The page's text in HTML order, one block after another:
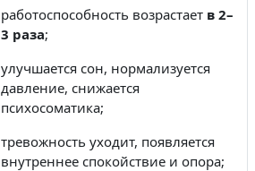
работоспособность возрастает в 2–
3 раза;
улучшается сон, нормализуется
давление, снижается
психосоматика;
тревожность уходит, появляется
внутреннее спокойствие и опора;